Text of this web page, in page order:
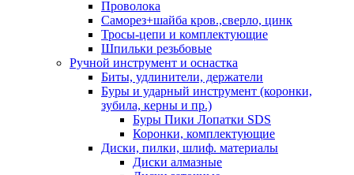
Проволока
Саморез+шайба кров.,сверло, цинк
Тросы-цепи и комплектующие
Шпильки резьбовые
Ручной инструмент и оснастка
Биты, удлинители, держатели
Буры и ударный инструмент (коронки,
зубила, керны и пр.)
Буры Пики Лопатки SDS
Коронки, комплектующие
Диски, пилки, шлиф. материалы
Диски алмазные